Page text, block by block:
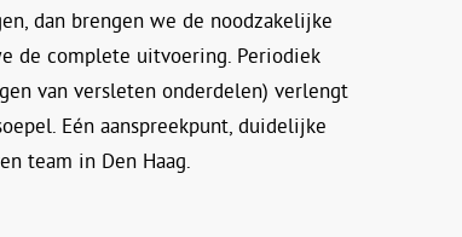
dan brengen we de noodzakelijke
de complete uitvoering. Periodiek
van versleten onderdelen) verlengt
Eén aanspreekpunt, duidelijke
team in Den Haag.